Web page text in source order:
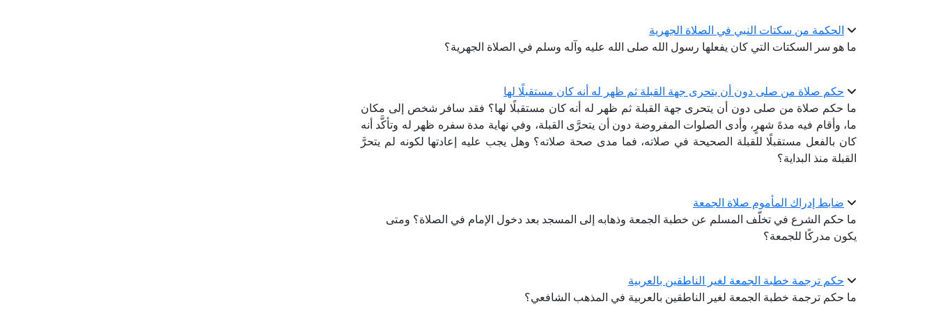
الحكمة من سكتات النبي في الصلاة الجهرية
ما هو سر السكتات التي كان يفعلها رسول الله صلى الله عليه وآله وسلم في الصلاة الجهرية؟
حكم صلاة من صلى دون أن يتحرى جهة القبلة ثم ظهر له أنه كان مستقبلًا لها
ما حكم صلاة من صلى دون أن يتحرى جهة القبلة ثم ظهر له أنه كان مستقبلًا لها؟ فقد سافر شخص إلى مكان
ما، وأقام فيه مدةَ شهرٍ، وأدى الصلوات المفروضة دون أن يتحرَّى القبلة، وفي نهاية مدة سفره ظهر له وتأكَّد أنه
كان بالفعل مستقبلًا للقبلة الصحيحة في صلاته، فما مدى صحة صلاته؟ وهل يجب عليه إعادتها لكونه لم يتحرَّ
القبلة منذ البداية؟
ضابط إدراك المأموم صلاة الجمعة
ما حكم الشرع في تخلّف المسلم عن خطبة الجمعة وذهابه إلى المسجد بعد دخول الإمام في الصلاة؟ ومتى
يكون مدركًا للجمعة؟
حكم ترجمة خطبة الجمعة لغير الناطقين بالعربية
ما حكم ترجمة خطبة الجمعة لغير الناطقين بالعربية في المذهب الشافعي؟